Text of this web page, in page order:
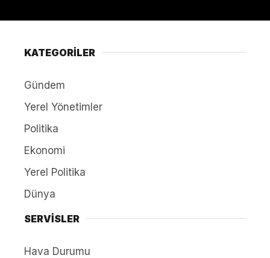
KATEGORİLER
Gündem
Yerel Yönetimler
Politika
Ekonomi
Yerel Politika
Dünya
SERVİSLER
Hava Durumu